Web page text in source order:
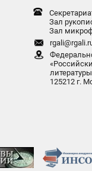
Зал
Зал
125212 г.